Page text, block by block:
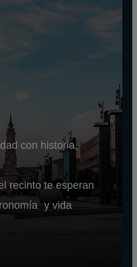
con historia,
recinto te esperan
y vida